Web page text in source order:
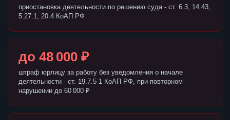
приостановка деятельности по решению суда - ст. 6.3, 14.43,
5.27.1, 20.4 КоАП РФ
до 48 000 ₽
штраф юрлицу за работу без уведомления о начале
деятельности - ст. 19.7.5-1 КоАП РФ, при повторном
нарушении до 60 000 ₽